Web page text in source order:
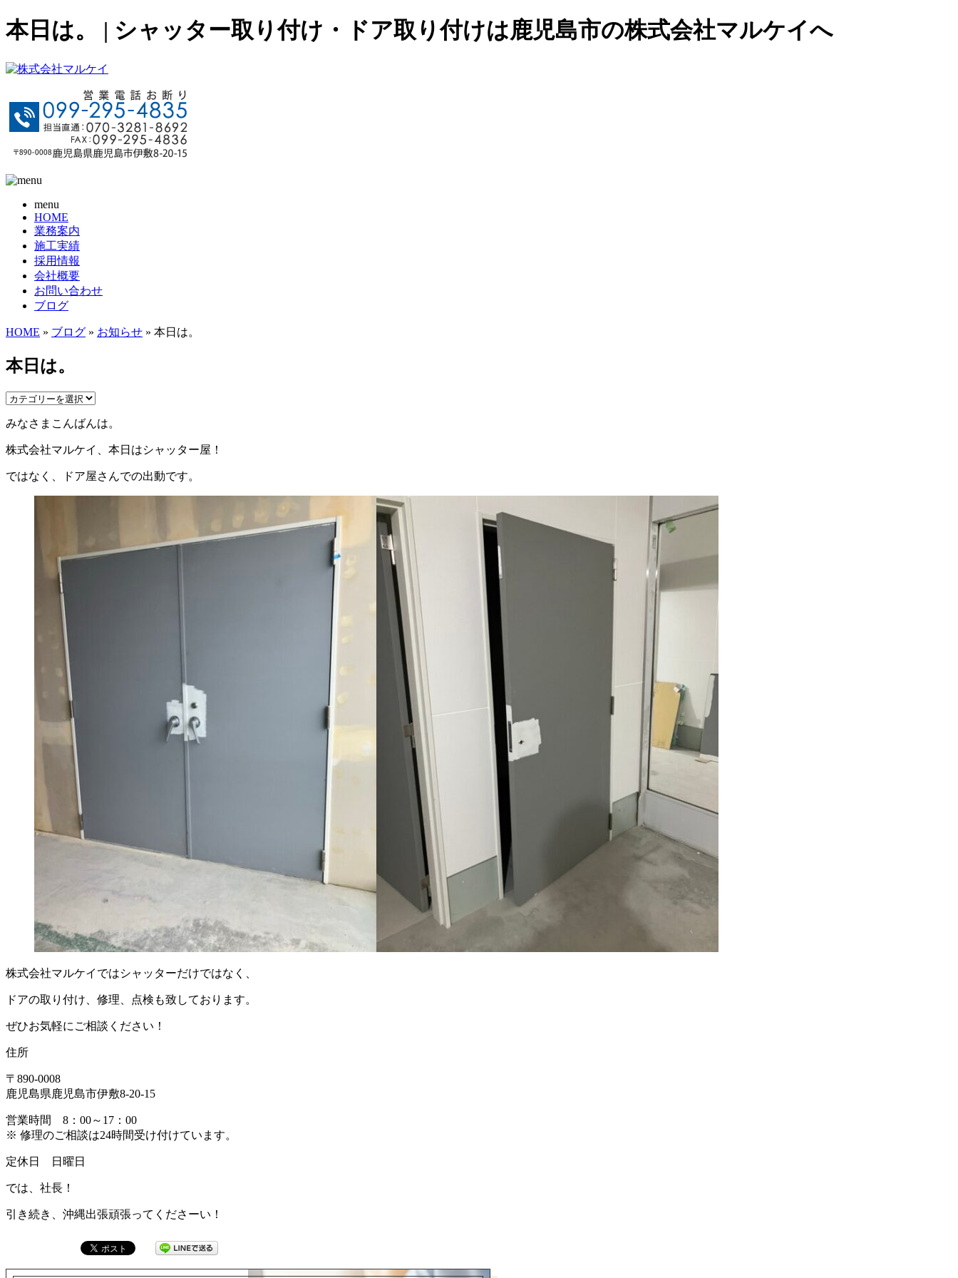
本日は。 | シャッター取り付け・ドア取り付けは鹿児島市の株式会社マルケイへ
menu
HOME
業務案内
施工実績
採用情報
会社概要
お問い合わせ
ブログ
HOME » ブログ » お知らせ » 本日は。
本日は。
みなさまこんばんは。
株式会社マルケイ、本日はシャッター屋！
ではなく、ドア屋さんでの出動です。
株式会社マルケイではシャッターだけではなく、
ドアの取り付け、修理、点検も致しております。
ぜひお気軽にご相談ください！
住所
〒890-0008
鹿児島県鹿児島市伊敷8-20-15
営業時間 8：00～17：00
※ 修理のご相談は24時間受け付けています。
定休日 日曜日
では、社長！
引き続き、沖縄出張頑張ってくださーい！